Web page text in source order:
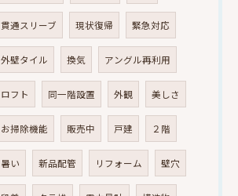
貫通スリーブ 現状復帰 緊急対応
外壁タイル 換気 アングル再利用
ロフト 同一階設置 外観 美しさ
お掃除機能 販売中 戸建 ２階
暑い 新品配管 リフォーム 壁穴